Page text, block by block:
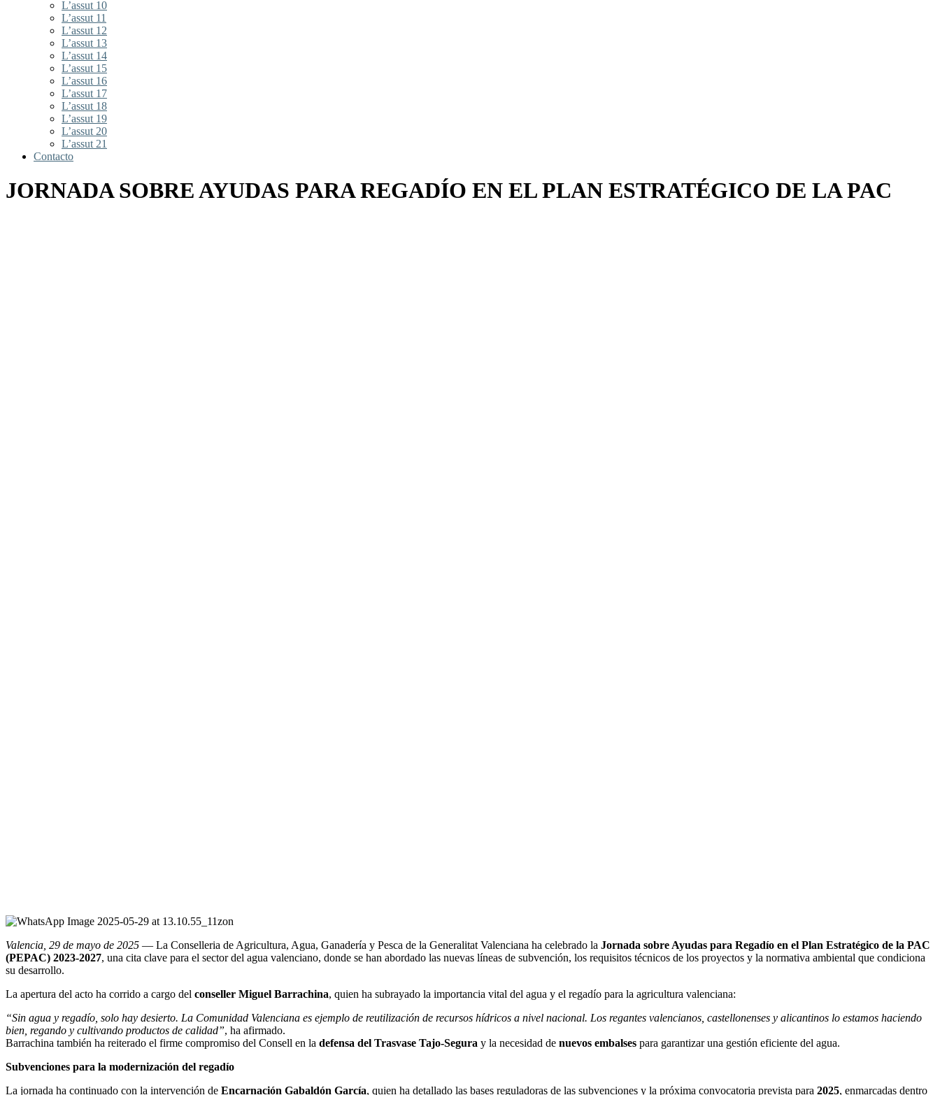
L’assut 10
L’assut 11
L’assut 12
L’assut 13
L’assut 14
L’assut 15
L’assut 16
L’assut 17
L’assut 18
L’assut 19
L’assut 20
L’assut 21
Contacto
JORNADA SOBRE AYUDAS PARA REGADÍO EN EL PLAN ESTRATÉGICO DE LA PAC
Valencia, 29 de mayo de 2025 — La Conselleria de Agricultura, Agua, Ganadería y Pesca de la Generalitat Valenciana ha celebrado la Jornada sobre Ayudas para Regadío en el Plan Estratégico de la PAC
(PEPAC) 2023-2027, una cita clave para el sector del agua valenciano, donde se han abordado las nuevas líneas de subvención, los requisitos técnicos de los proyectos y la normativa ambiental que condiciona
su desarrollo.
La apertura del acto ha corrido a cargo del conseller Miguel Barrachina, quien ha subrayado la importancia vital del agua y el regadío para la agricultura valenciana:
“Sin agua y regadío, solo hay desierto. La Comunidad Valenciana es ejemplo de reutilización de recursos hídricos a nivel nacional. Los regantes valencianos, castellonenses y alicantinos lo estamos haciendo
bien, regando y cultivando productos de calidad”, ha afirmado.
Barrachina también ha reiterado el firme compromiso del Consell en la defensa del Trasvase Tajo-Segura y la necesidad de nuevos embalses para garantizar una gestión eficiente del agua.
Subvenciones para la modernización del regadío
La jornada ha continuado con la intervención de Encarnación Gabaldón García, quien ha detallado las bases reguladoras de las subvenciones y la próxima convocatoria prevista para 2025, enmarcadas dentro